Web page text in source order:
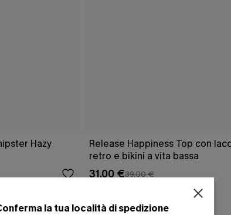
Hazy
Release Happiness Top con
retro e bikini a vita bassa
31,00 €39,00 €
la tua località di spedizione